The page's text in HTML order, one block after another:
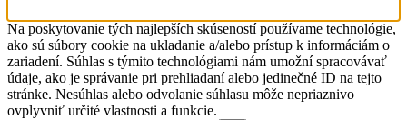
Na poskytovanie tých najlepších skúseností používame technológie,
ako sú súbory cookie na ukladanie a/alebo prístup k informáciám o
zariadení. Súhlas s týmito technológiami nám umožní spracovávať
údaje, ako je správanie pri prehliadaní alebo jedinečné ID na tejto
stránke. Nesúhlas alebo odvolanie súhlasu môže nepriaznivo
ovplyvniť určité vlastnosti a funkcie.